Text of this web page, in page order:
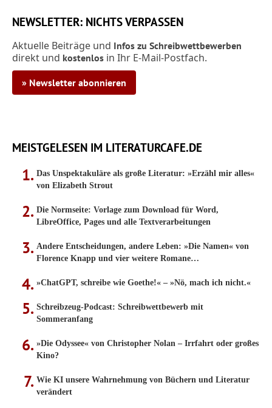
NEWSLETTER: NICHTS VERPASSEN
Aktuelle Beiträge und Infos zu Schreibwettbewerben
direkt und kostenlos in Ihr E-Mail-Postfach.
» Newsletter abonnieren
MEISTGELESEN IM LITERATURCAFE.DE
Das Unspektakuläre als große Literatur: »Erzähl mir alles«
von Elizabeth Strout
Die Normseite: Vorlage zum Download für Word,
LibreOffice, Pages und alle Textverarbeitungen
Andere Entscheidungen, andere Leben: »Die Namen« von
Florence Knapp und vier weitere Romane…
»ChatGPT, schreibe wie Goethe!« – »Nö, mach ich nicht.«
Schreibzeug-Podcast: Schreibwettbewerb mit
Sommeranfang
»Die Odyssee« von Christopher Nolan – Irrfahrt oder großes
Kino?
Wie KI unsere Wahrnehmung von Büchern und Literatur
verändert